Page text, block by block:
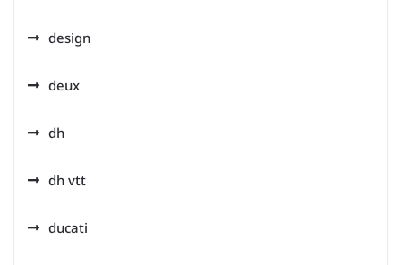
design
deux
dh
dh vtt
ducati